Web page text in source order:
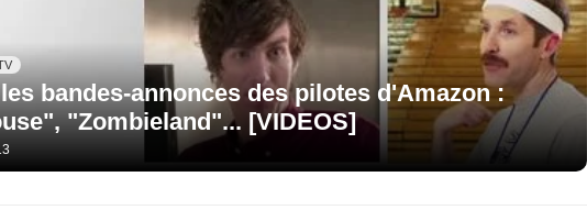
bandes-annonces des pilotes d'Amazon :
"Zombieland"... [VIDEOS]